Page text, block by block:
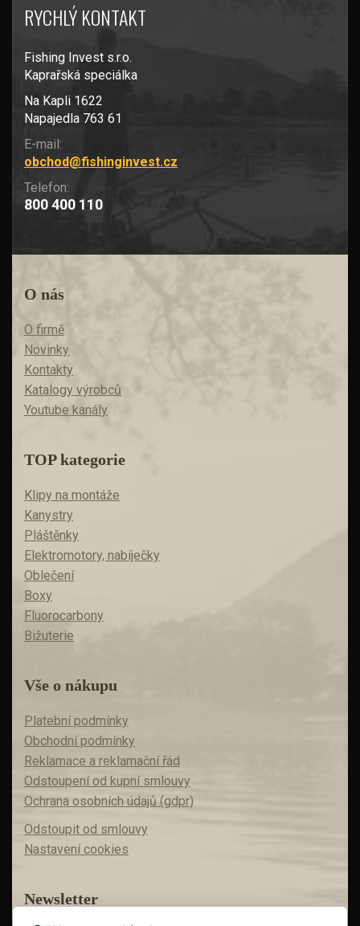
RYCHLÝ KONTAKT
Fishing Invest s.r.o.
Kaprařská speciálka
Na Kapli 1622
Napajedla 763 61
E-mail:
obchod@fishinginvest.cz
Telefon:
800 400 110
O nás
O firmě
Novinky
Kontakty
Katalogy výrobců
Youtube kanály
TOP kategorie
Klipy na montáže
Kanystry
Pláštěnky
Elektromotory, nabíječky
Oblečení
Boxy
Fluorocarbony
Bižuterie
Vše o nákupu
Platební podmínky
Obchodní podmínky
Reklamace a reklamační řád
Odstoupení od kupní smlouvy
Ochrana osobních údajů (gdpr)
Odstoupit od smlouvy
Nastavení cookies
Newsletter